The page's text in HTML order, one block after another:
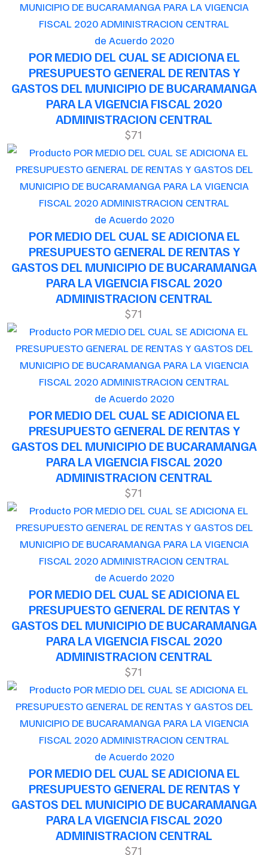
de Acuerdo 2020
POR MEDIO DEL CUAL SE ADICIONA EL
PRESUPUESTO GENERAL DE RENTAS Y
GASTOS DEL MUNICIPIO DE BUCARAMANGA
PARA LA VIGENCIA FISCAL 2020
ADMINISTRACION CENTRAL
$71
de Acuerdo 2020
POR MEDIO DEL CUAL SE ADICIONA EL
PRESUPUESTO GENERAL DE RENTAS Y
GASTOS DEL MUNICIPIO DE BUCARAMANGA
PARA LA VIGENCIA FISCAL 2020
ADMINISTRACION CENTRAL
$71
de Acuerdo 2020
POR MEDIO DEL CUAL SE ADICIONA EL
PRESUPUESTO GENERAL DE RENTAS Y
GASTOS DEL MUNICIPIO DE BUCARAMANGA
PARA LA VIGENCIA FISCAL 2020
ADMINISTRACION CENTRAL
$71
de Acuerdo 2020
POR MEDIO DEL CUAL SE ADICIONA EL
PRESUPUESTO GENERAL DE RENTAS Y
GASTOS DEL MUNICIPIO DE BUCARAMANGA
PARA LA VIGENCIA FISCAL 2020
ADMINISTRACION CENTRAL
$71
de Acuerdo 2020
POR MEDIO DEL CUAL SE ADICIONA EL
PRESUPUESTO GENERAL DE RENTAS Y
GASTOS DEL MUNICIPIO DE BUCARAMANGA
PARA LA VIGENCIA FISCAL 2020
ADMINISTRACION CENTRAL
$71